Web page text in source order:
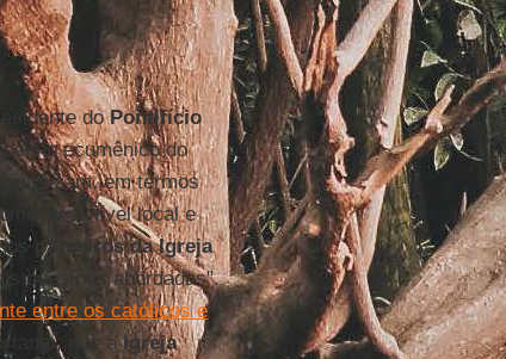
doPontifício
ecumênico do
em termos
a nível local e
parceiros da Igreja
questões abordadas".
entre os católicos e
que aIgreja